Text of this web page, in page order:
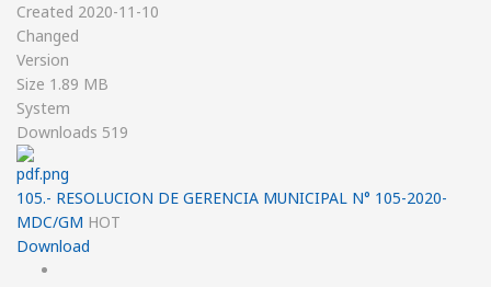
Created 2020-11-10
Changed
Version
Size 1.89 MB
System
Downloads 519
105.- RESOLUCION DE GERENCIA MUNICIPAL N° 105-2020-
MDC/GM HOT
Download